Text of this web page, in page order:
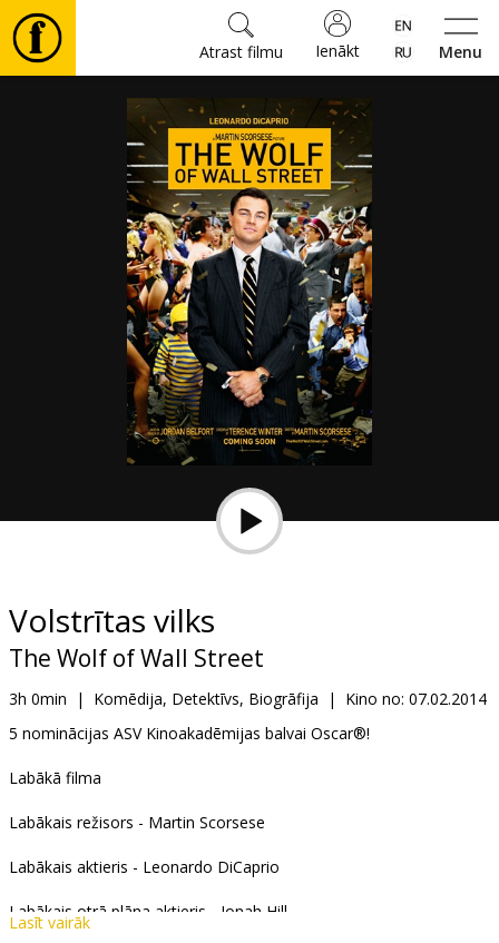
Menu
Ienākt
Atrast filmu
Pasākumi
B2B
Kino
Volstrītas vilks
The Wolf of Wall Street
3h 0min | Komēdija, Detektīvs, Biogrāfija | Kino no: 07.02.2014
5 nominācijas ASV Kinoakadēmijas balvai Oscar®!
Labākā filma
Labākais režisors - Martin Scorsese
Labākais aktieris - Leonardo DiCaprio
Labākais otrā plāna aktieris - Jonah Hill
Lasīt vairāk